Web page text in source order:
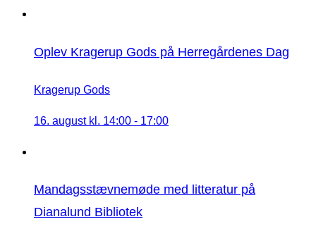
Oplev Kragerup Gods på Herregårdenes Dag
Kragerup Gods
16. august kl. 14:00 - 17:00
Mandagsstævnemøde med litteratur på
Dianalund Bibliotek